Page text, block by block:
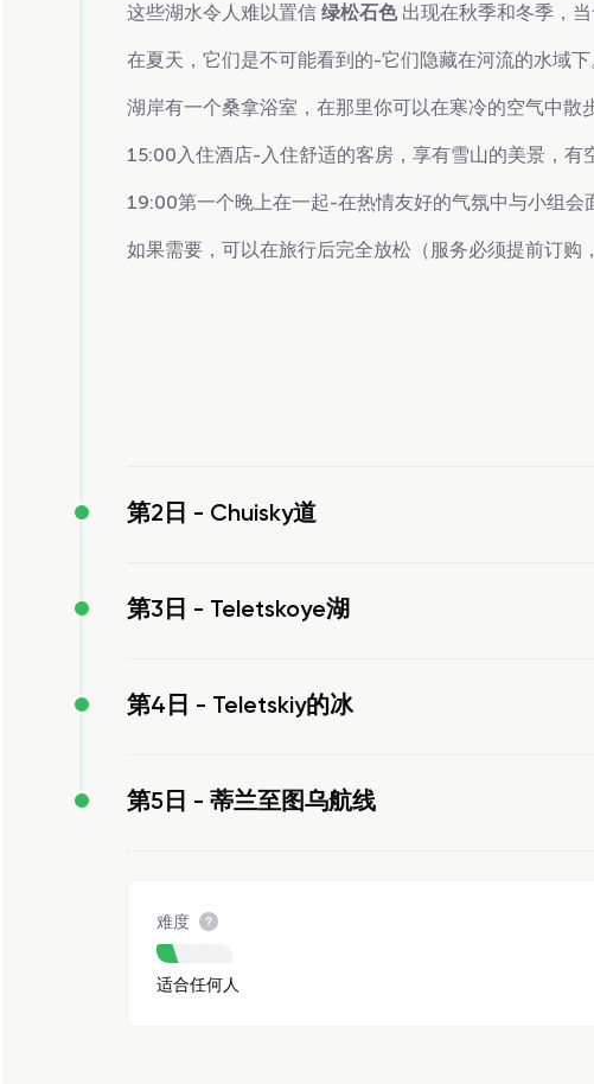
这些湖水令人难以置信 绿松石色出现在秋季和冬季，当
在夏天，它们是不可能看到的-它们隐藏在河流的水域下
湖岸有一个桑拿浴室，在那里你可以在寒冷的空气中散
15:00入住酒店-入住舒适的客房，享有雪山的美景，有
19:00第一个晚上在一起-在热情友好的气氛中与小组会
如果需要，可以在旅行后完全放松（服务必须提前订购
第2日 - Chuisky道
第3日 - Teletskoye湖
第4日 - Teletskiy的冰
第5日 - 蒂兰至图乌航线
难度
适合任何人